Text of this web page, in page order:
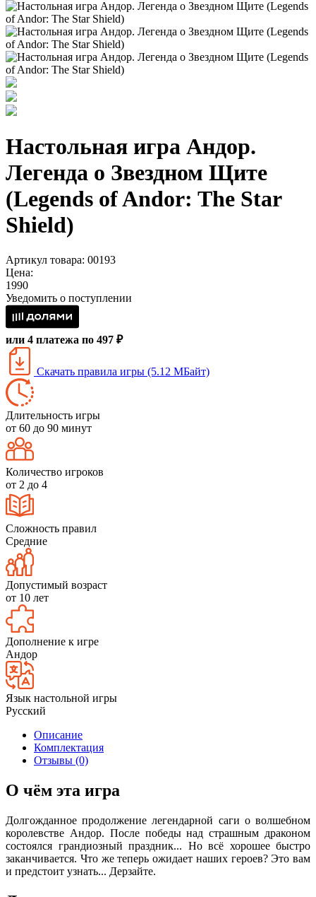
Настольная игра Андор.
Легенда о Звездном Щите
(Legends of Andor: The Star
Shield)
Артикул товара: 00193
Цена:
1990
Уведомить о поступлении
или 4 платежа по 497 ₽
Скачать правила игры (5.12 МБайт)
Длительность игры
от 60 до 90 минут
Количество игроков
от 2 до 4
Сложность правил
Средние
Допустимый возраст
от 10 лет
Дополнение к игре
Андор
Язык настольной игры
Русский
Описание
Комплектация
Отзывы (0)
О чём эта игра
Долгожданное продолжение легендарной саги о волшебном
королевстве Андор. После победы над страшным драконом
состоялся грандиозный праздник... Но всё хорошее быстро
заканчивается. Что же теперь ожидает наших героев? Это вам
и предстоит узнать... Дерзайте.